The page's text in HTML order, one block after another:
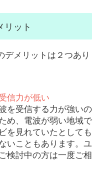
リット
メリットは２つあり
信力が低い
を受信する力が強いの
め、電波が弱い地域で
を見れていたとしても
いこともあります。ユ
検討中の方は一度ご相